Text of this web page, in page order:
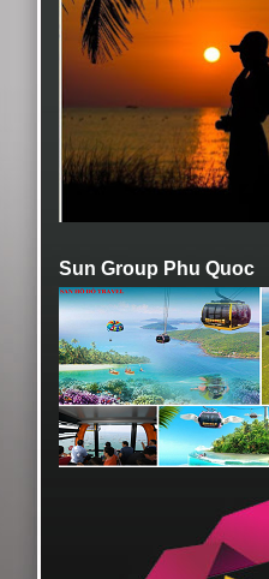
Sun Group Phu Quoc